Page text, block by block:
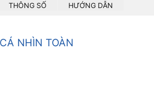
THÔNG SỐ HƯỚNG DẪN
NHÌN TOÀN